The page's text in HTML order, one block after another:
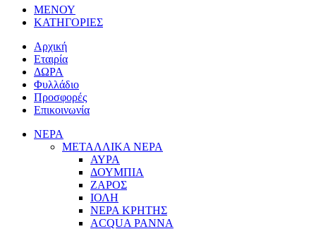
ΜΕΝΟΥ
ΚΑΤΗΓΟΡΙΕΣ
Αρχική
Εταιρία
ΔΩΡΑ
Φυλλάδιο
Προσφορές
Επικοινωνία
ΝΕΡΑ
ΜΕΤΑΛΛΙΚΑ ΝΕΡΑ
ΑΥΡΑ
ΔΟΥΜΠΙΑ
ΖΑΡΟΣ
ΙΟΛΗ
ΝΕΡΑ ΚΡΗΤΗΣ
ACQUA PANNA